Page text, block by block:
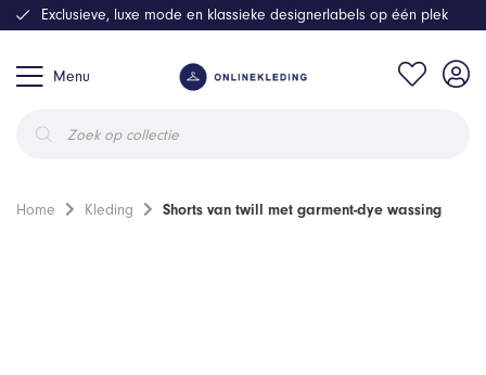
Menu
zoeken
Exclusieve, luxe mode en klassieke designerlabels op één plek
Home Kleding Shorts van twill met garment-dye wassing